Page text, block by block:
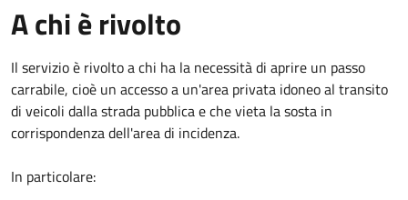
A chi è rivolto
Il servizio è rivolto a chi ha la necessità di aprire un passo
carrabile, cioè un accesso a un'area privata idoneo al transito
di veicoli dalla strada pubblica e che vieta la sosta in
corrispondenza dell'area di incidenza.
In particolare: